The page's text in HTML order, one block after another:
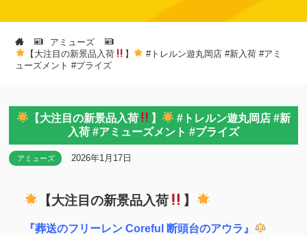
アミューズ
【大注目の新景品入荷
】
#トレルン遊丸岡店 #新入荷 #アミ
ューズメント #プライズ
【大注目の新景品入荷 】
#トレルン遊丸岡店 #新
入荷 #アミューズメント #プライズ
アミューズ 2026年1月17日
【大注目の新景品入荷 】
『葬送のフリーレン Coreful 断頭台のアウラ』